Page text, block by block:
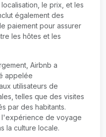
le prix, et les
également des
paiement pour assurer
les hôtes et les
Airbnb a
appelée
utilisateurs de
telles que des visites
par des habitants.
l'expérience de voyage
la culture locale.